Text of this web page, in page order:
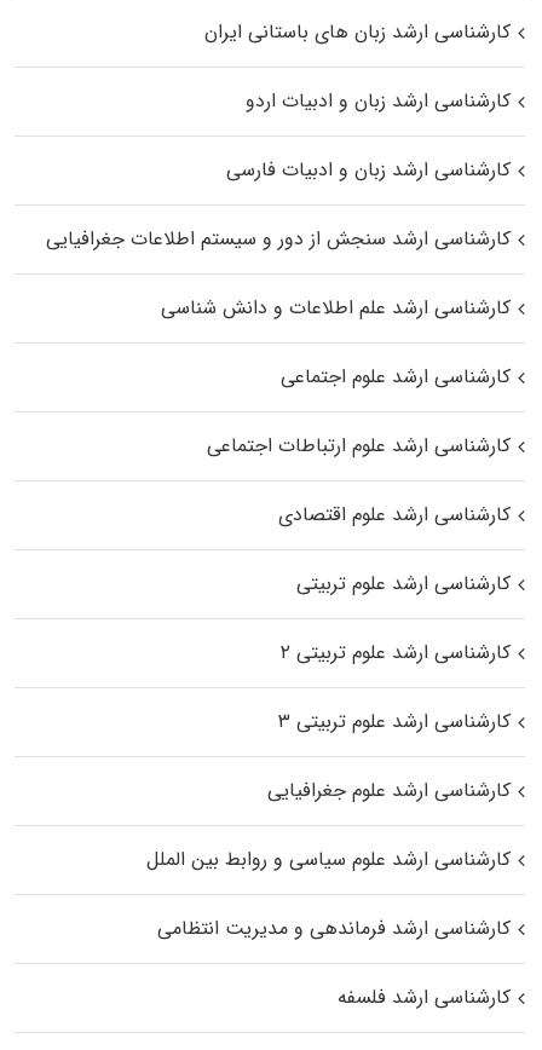
کارشناسی ارشد زبان‌ های باستانی ایران
کارشناسی ارشد زبان و ادبیات اردو
کارشناسی ارشد زبان و ادبیات فارسی
کارشناسی ارشد سنجش از دور و سیستم اطلاعات جغرافیایی
کارشناسی ارشد علم اطلاعات و دانش شناسی
کارشناسی ارشد علوم اجتماعی
کارشناسی ارشد علوم ارتباطات اجتماعی
کارشناسی ارشد علوم اقتصادی
کارشناسی ارشد علوم تربیتی
کارشناسی ارشد علوم تربیتی ۲
کارشناسی ارشد علوم تربیتی ۳
کارشناسی ارشد علوم جغرافیایی
کارشناسی ارشد علوم سیاسی و روابط بین الملل
کارشناسی ارشد فرماندهی و مدیریت انتظامی
کارشناسی ارشد فلسفه